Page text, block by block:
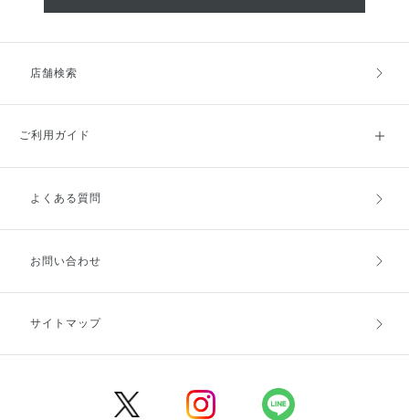
店舗検索
ご利用ガイド
ご利用ガイドトップ
お支払方法
キャンセル・返品・交換
よくある質問
お問い合わせ
サイトマップ